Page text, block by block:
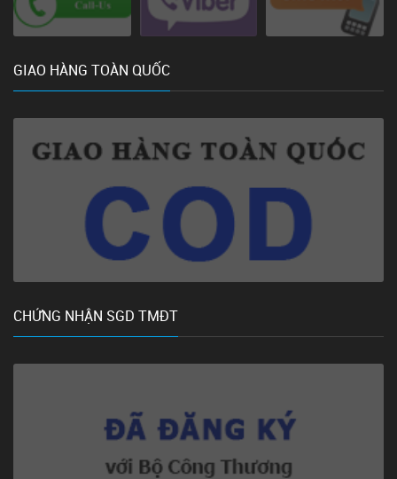
GIAO HÀNG TOÀN QUỐC
CHỨNG NHẬN SGD TMĐT